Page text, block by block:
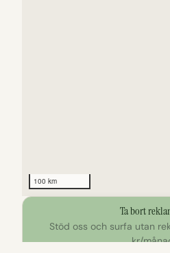
Klicka för att utforska
100 km
Ta bort
Stöd oss och surfa utan
kr/